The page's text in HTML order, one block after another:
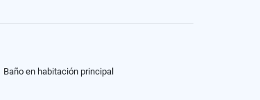
Baño en habitación principal